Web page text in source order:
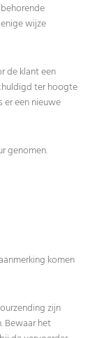
wijze
de klant een
ter hoogte
er een nieuwe
genomen.
komen
zijn
Bewaar het